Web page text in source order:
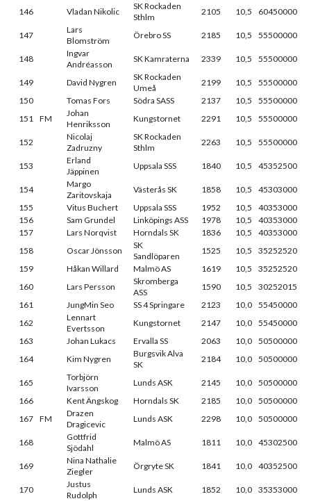
146 Vladan Nikolic
SK Rockaden
Sthlm
2105 10,5 60450000
147
Lars
Blomström
Örebro SS 2185 10,5 55500000
148
Ingvar
Andréasson
SK Kamraterna 2339 10,5 55500000
149 David Nygren
SK Rockaden
Umeå
2199 10,5
55500000
150
Tomas Fors Södra SASS 2137 10,5
55500000
151 FM
Johan
Henriksson
Kungstornet 2291 10,5 55500000
152
Nicolaj
Zadruzny
SK Rockaden
Sthlm
2263 10,5 55500000
153
Erland
Jäppinen
Uppsala SSS 1840 10,5 45352500
154
Margo
Zaritovskaja
Västerås SK 1858 10,5
45303000
155
Vitus Buchert Uppsala SSS 1952 10,5
40353000
156
Sam Grundel Linköpings ASS 1978 10,5
40353000
157
Lars Norqvist Horndals SK 1836 10,5
40353000
158
Oscar Jönsson
SK
Sandlöparen
1525 10,5
35252520
159
Håkan Willard Malmö AS 1619 10,5
35252520
160
Lars Persson
Skromberga
ASS
1590 10,5
30252015
161
JungMin Seo SS 4 Springare 2123 10,0 55450000
162
Lennart
Evertsson
Kungstornet 2147 10,0 55450000
163
Johan Lukacs Ervalla SS 2063 10,0 50500000
164
Kim Nygren
Burgsvik Alva
SK
2184 10,0 50500000
165
Torbjörn
Ivarsson
Lunds ASK 2145 10,0 50500000
166
Kent Ängskog Horndals SK 2185 10,0 50500000
167 FM
Drazen
Dragicevic
Lunds ASK 2298 10,0 50500000
168
Gottfrid
Sjödahl
Malmö AS 1811 10,0 45302500
169
Nina Nathalie
Ziegler
Örgryte SK 1841 10,0 40352500
170
Justus
Rudolph
Lunds ASK 1852 10,0 35353000